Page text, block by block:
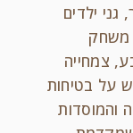
ילדים
משחק
צמחייה
על בטיחות
והמוסדות